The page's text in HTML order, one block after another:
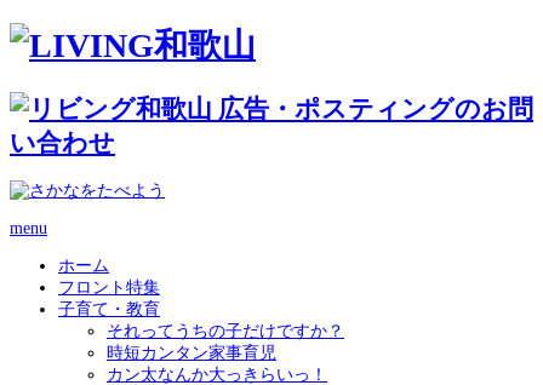
menu
ホーム
フロント特集
子育て・教育
それってうちの子だけですか？
時短カンタン家事育児
カン太なんか大っきらいっ！